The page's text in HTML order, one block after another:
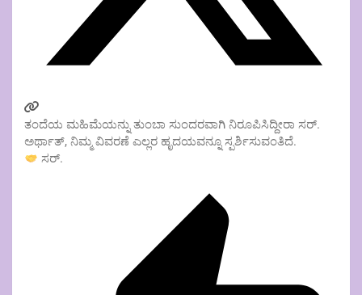
ತಂದೆಯ ಮಹಿಮೆಯನ್ನು ತುಂಬಾ ಸುಂದರವಾಗಿ ನಿರೂಪಿಸಿದ್ದೀರಾ ಸರ್.
ಅರ್ಥಾತ್, ನಿಮ್ಮ ವಿವರಣೆ ಎಲ್ಲರ ಹೃದಯವನ್ನೂ ಸ್ಪರ್ಶಿಸುವಂತಿದೆ.
ಸರ್.